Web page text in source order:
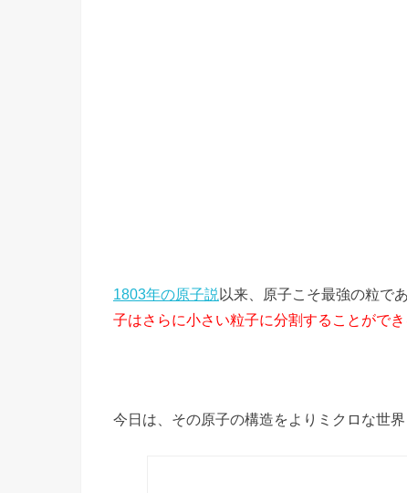
1803年の原子説以来、原子こそ最強の粒で
子はさらに小さい粒子に分割することがで
今日は、その原子の構造をよりミクロな世